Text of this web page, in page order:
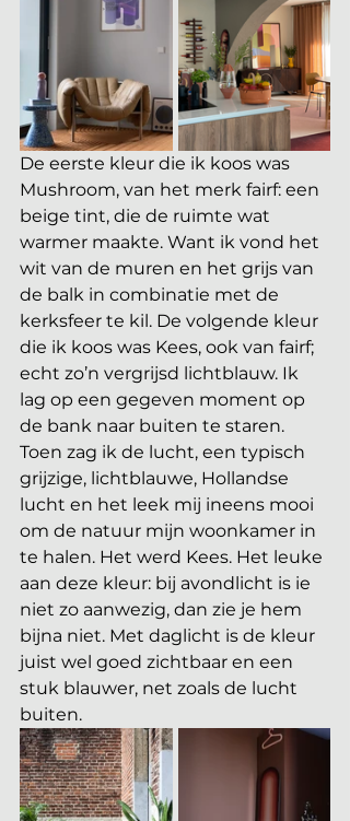
De eerste kleur die ik koos was
Mushroom, van het merk fairf: een
beige tint, die de ruimte wat
warmer maakte. Want ik vond het
wit van de muren en het grijs van
de balk in combinatie met de
kerksfeer te kil. De volgende kleur
die ik koos was Kees, ook van fairf;
echt zo’n vergrijsd lichtblauw. Ik
lag op een gegeven moment op
de bank naar buiten te staren.
Toen zag ik de lucht, een typisch
grijzige, lichtblauwe, Hollandse
lucht en het leek mij ineens mooi
om de natuur mijn woonkamer in
te halen. Het werd Kees. Het leuke
aan deze kleur: bij avondlicht is ie
niet zo aanwezig, dan zie je hem
bijna niet. Met daglicht is de kleur
juist wel goed zichtbaar en een
stuk blauwer, net zoals de lucht
buiten.